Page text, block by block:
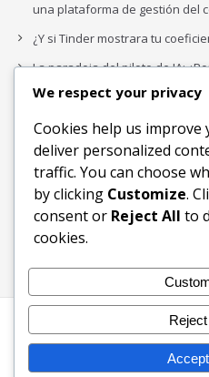
una plataforma de gestión del
¿Y si Tinder mostrara tu
La paradoja del piloto de IA:
complejidad de la IA empresarial?
Los organigramas de
IA acaba de dejarlos obsoletos.
Buscar
Inicio Blog
We respect your privacy
Cookies help us improve
deliver personalized
traffic. You can choose
by clicking Customize.
consent or Reject All to
cookies.